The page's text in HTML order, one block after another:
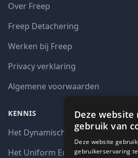
Over Freep
Freep Detachering
Werken bij Freep
Privacy verklaring
Algemene voorwaarden
KENNIS
Het Dynamisch aankoopsysteem
Het Uniform Europees
Deze website
gebruik van
Deze website
gebruikerservaring